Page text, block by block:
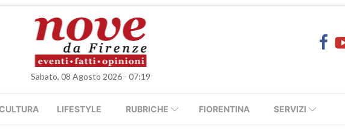
Sabato, 08 Agosto 2026 - 07:19
LIFESTYLE RUBRICHE FIORENTINA SERVIZI